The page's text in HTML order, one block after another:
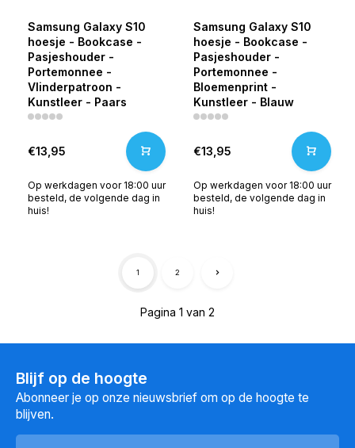
Samsung Galaxy S10
hoesje - Bookcase -
Pasjeshouder -
Portemonnee -
Vlinderpatroon -
Kunstleer - Paars
€13,95
Op werkdagen voor 18:00 uur
besteld, de volgende dag in
huis!
Samsung Galaxy S10
hoesje - Bookcase -
Pasjeshouder -
Portemonnee -
Bloemenprint -
Kunstleer - Blauw
€13,95
Op werkdagen voor 18:00 uur
besteld, de volgende dag in
huis!
Pagina 1 van 2
1 2
Blijf op de hoogte
Abonneer je op onze nieuwsbrief om op de hoogte te
blijven.